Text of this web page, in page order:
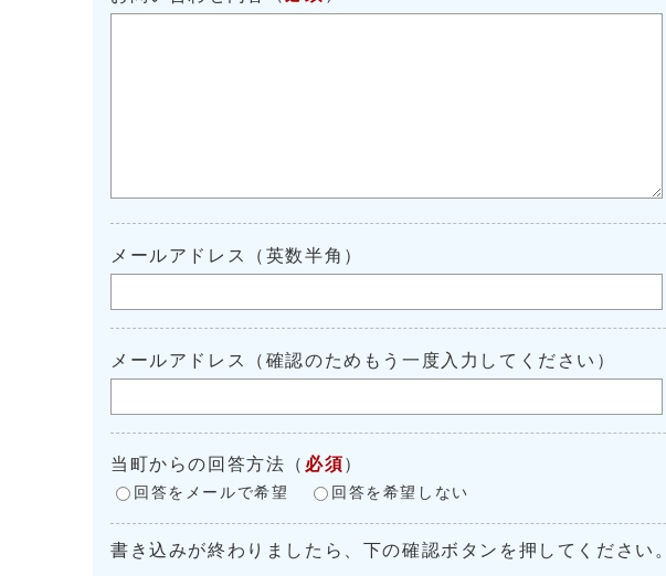
メールアドレス（英数半角）
メールアドレス（確認のためもう一度入力してください）
当町からの回答方法 （ 必須）
回答をメールで希望 回答を希望しない
書き込みが終わりましたら、下の確認ボタンを押してください。